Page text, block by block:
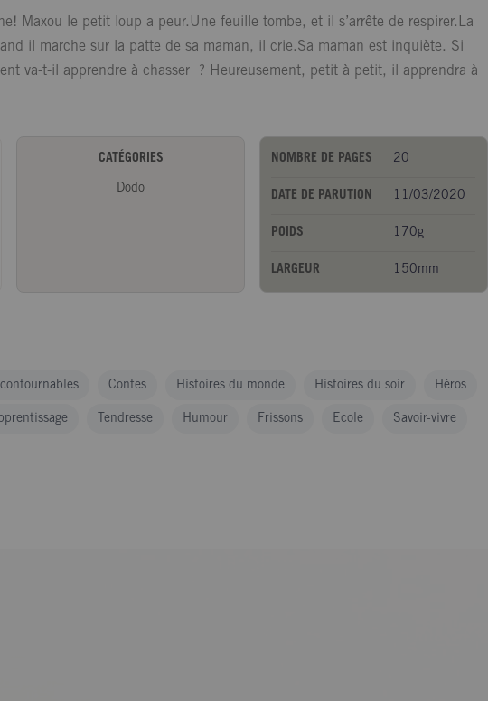
Maxou le petit loup a peur.Une feuille tombe, et il s’arrête de respirer.La
il marche sur la patte de sa maman, il crie.Sa maman est inquiète. Si
va-t-il apprendre à chasser ? Heureusement, petit à petit, il apprendra à
CATÉGORIES
Dodo
NOMBRE DE PAGES 20
DATE DE PARUTION 11/03/2020
POIDS 170g
LARGEUR 150mm
Contes Histoires du monde Histoires du soir Héros
Tendresse Humour Frissons Ecole Savoir-vivre